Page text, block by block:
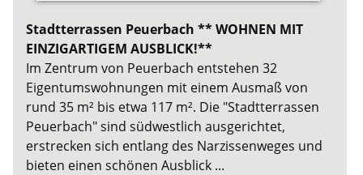
Stadtterrassen Peuerbach ** WOHNEN MIT
EINZIGARTIGEM AUSBLICK!**
Im Zentrum von Peuerbach entstehen 32
Eigentumswohnungen mit einem Ausmaß von
rund 35 m² bis etwa 117 m². Die "Stadtterrassen
Peuerbach" sind südwestlich ausgerichtet,
erstrecken sich entlang des Narzissenweges und
bieten einen schönen Ausblick ...